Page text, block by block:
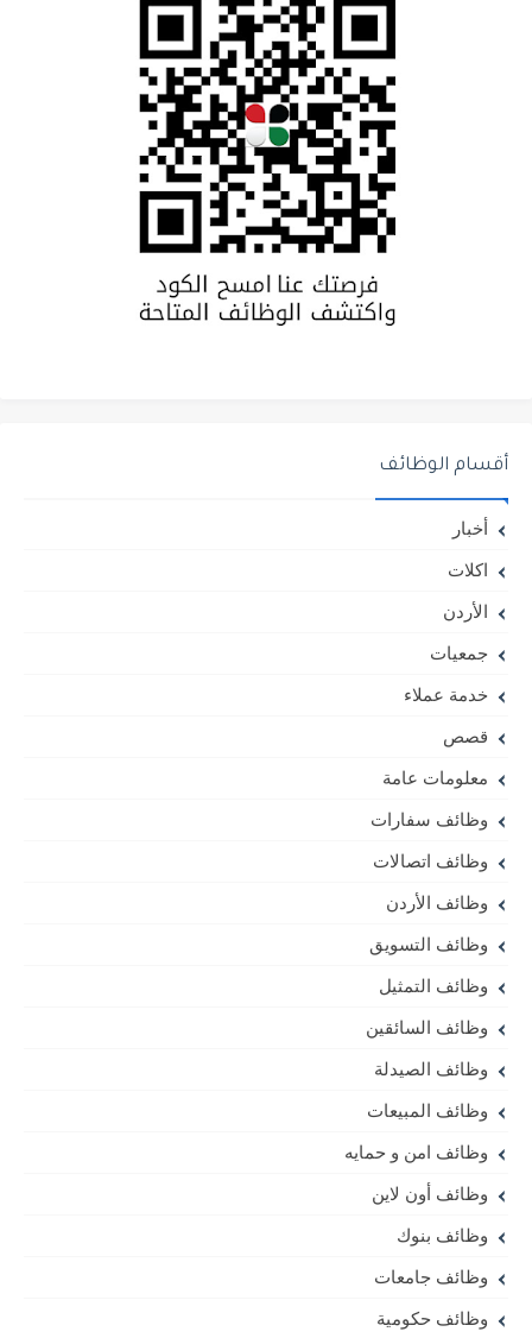
أقسام الوظائف
أخبار
اكلات
الأردن
جمعيات
خدمة عملاء
قصص
معلومات عامة
وظائف سفارات
وظائف اتصالات
وظائف الأردن
وظائف التسويق
وظائف التمثيل
وظائف السائقين
وظائف الصيدلة
وظائف المبيعات
وظائف امن و حمايه
وظائف أون لاين
وظائف بنوك
وظائف جامعات
وظائف حكومية